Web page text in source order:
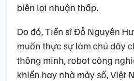
biên lợi nhuận thấp.
Do đó, Tiến sĩ Đỗ Nguyên
muốn thực sự làm chủ dây
thông minh, robot công
khiển hay nhà máy số, Việt